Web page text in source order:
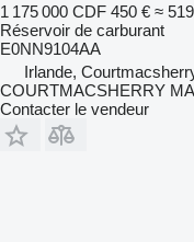
1 175 000 CDF 450 € ≈
Réservoir de carburant
E0NN9104AA
Irlande,
COURTMACSHERRY
Contacter le vendeur